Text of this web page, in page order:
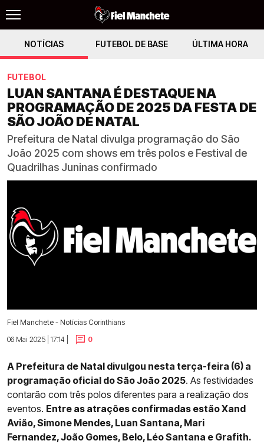
NOTÍCIAS FUTEBOL DE BASE ÚLTIMA HORA
FUTEBOL
LUAN SANTANA É DESTAQUE NA
PROGRAMAÇÃO DE 2025 DA FESTA DE
SÃO JOÃO DE NATAL
Prefeitura de Natal divulga programação do São
João 2025 com shows em três polos e Festival de
Quadrilhas Juninas confirmado
Fiel Manchete - Notícias Corinthians
06 Mai 2025 | 17:14 |
0
A Prefeitura de Natal divulgou nesta terça-feira (6) a
programação oficial do São João 2025. As festividades
contarão com três polos diferentes para a realização dos
eventos. Entre as atrações confirmadas estão Xand
Avião, Simone Mendes, Luan Santana, Mari
Fernandez, João Gomes, Belo, Léo Santana e Grafith.